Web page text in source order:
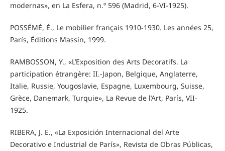
modernas», en La Esfera, n.º 596 (Madrid, 6-VI-1925).
POSSÉMÉ, É., Le mobilier français 1910-1930. Les années 25,
París, Éditions Massin, 1999.
RAMBOSSON, Y., «L’Exposition des Arts Decoratifs. La
participation étrangère: II.-Japon, Belgique, Anglaterre,
Italie, Russie, Yougoslavie, Espagne, Luxembourg, Suisse,
Grèce, Danemark, Turquie», La Revue de l’Art, París, VII-
1925.
RIBERA, J. E., «La Exposición Internacional del Arte
Decorativo e Industrial de París», Revista de Obras Públicas,